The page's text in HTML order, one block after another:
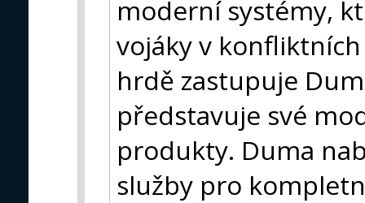
moderní systémy,
vojáky v konfliktních
hrdě zastupuje
představuje své
produkty. Duma
služby pro